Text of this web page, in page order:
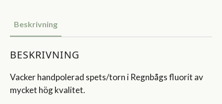
Beskrivning
BESKRIVNING
Vacker handpolerad spets/torn i Regnbågs fluorit av
mycket hög kvalitet.